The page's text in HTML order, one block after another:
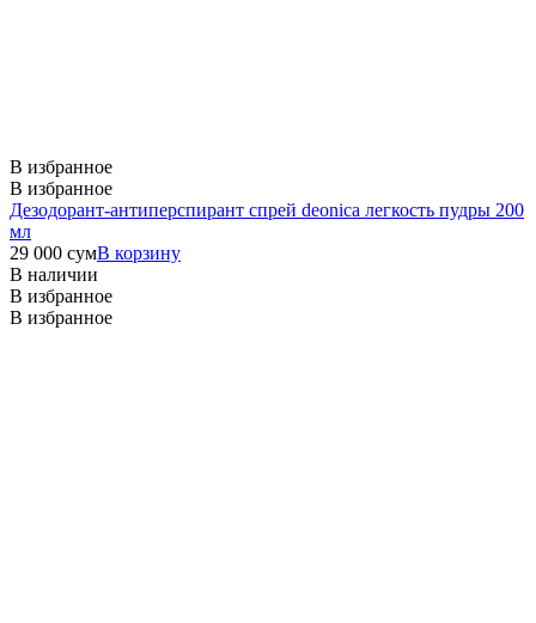
В избранное
В избранное
Дезодорант-антиперспирант спрей deonica легкость пудры 200
мл
29 000 сумВ корзину
В наличии
В избранное
В избранное